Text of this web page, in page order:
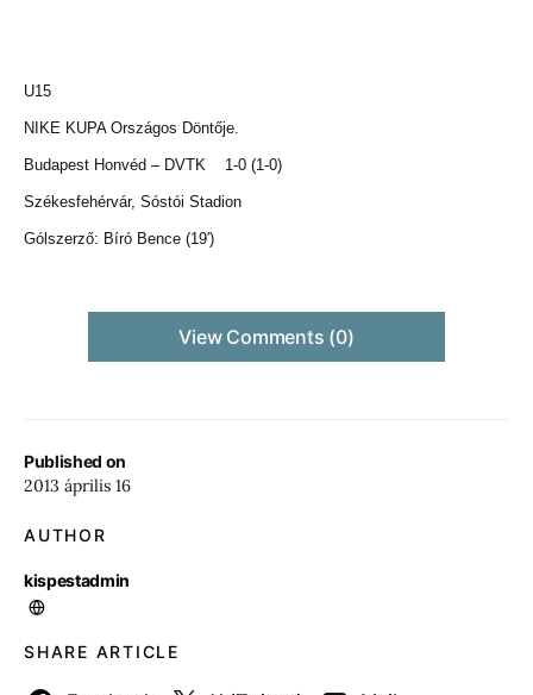
Published on
2013 április 16
AUTHOR
kispestadmin
SHARE ARTICLE
U15
NIKE KUPA Országos Döntője.
Budapest Honvéd – DVTK 1-0 (1-0)
Székesfehérvár, Sóstói Stadion
Gólszerző: Bíró Bence (19′)
View Comments (0)